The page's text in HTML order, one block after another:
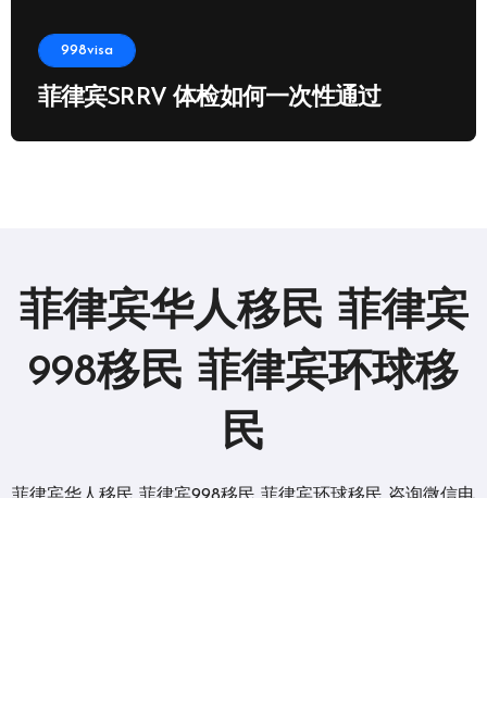
998visa
菲律宾SRRV 体检如何一次性通过
菲律宾华人移民 菲律宾
998移民 菲律宾环球移
民
菲律宾华人移民 菲律宾998移民 菲律宾环球移民 咨询微信电